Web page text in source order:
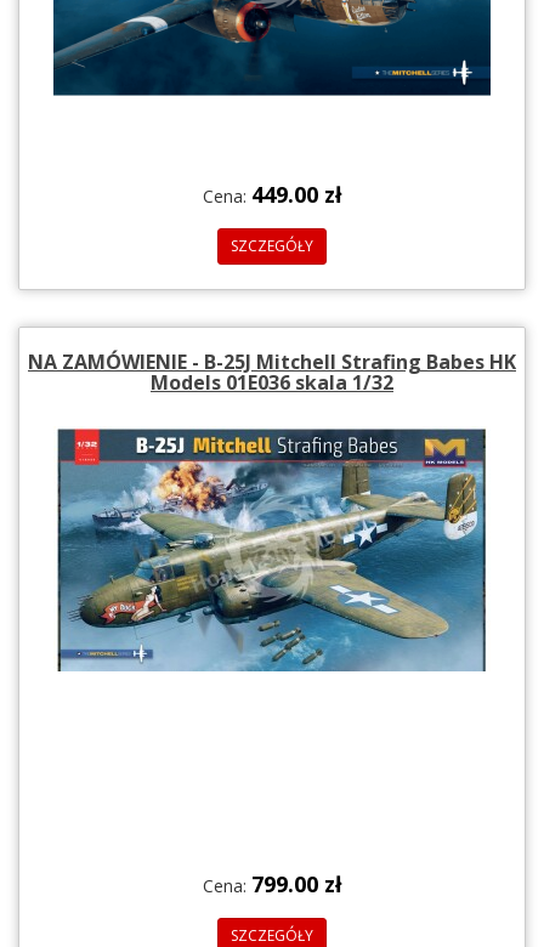
Cena: 449.00 zł
SZCZEGÓŁY
NA ZAMÓWIENIE - B-25J Mitchell Strafing Babes HK
Models 01E036 skala 1/32
Cena: 799.00 zł
SZCZEGÓŁY